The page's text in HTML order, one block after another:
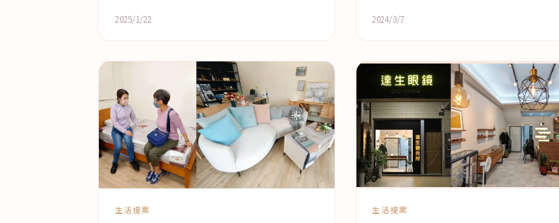
2025/1/22 2024/3/7
生活提案 生活提案